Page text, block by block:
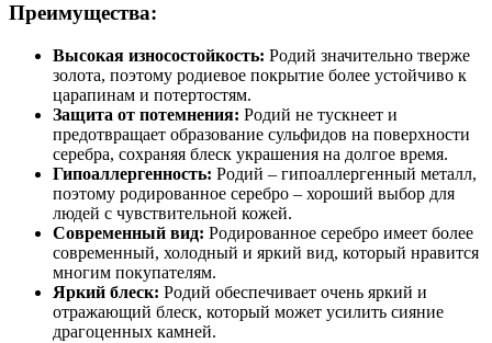
Преимущества:
Высокая износостойкость: Родий значительно тверже
золота, поэтому родиевое покрытие более устойчиво к
царапинам и потертостям.
Защита от потемнения: Родий не тускнеет и
предотвращает образование сульфидов на поверхности
серебра, сохраняя блеск украшения на долгое время.
Гипоаллергенность: Родий – гипоаллергенный металл,
поэтому родированное серебро – хороший выбор для
людей с чувствительной кожей.
Современный вид: Родированное серебро имеет более
современный, холодный и яркий вид, который нравится
многим покупателям.
Яркий блеск: Родий обеспечивает очень яркий и
отражающий блеск, который может усилить сияние
драгоценных камней.